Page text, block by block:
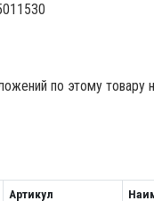
по этому товару
Артикул